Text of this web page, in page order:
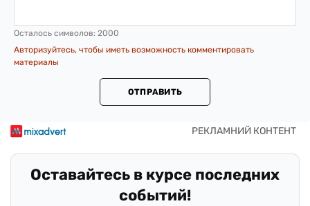
Осталось символов: 2000
Авторизуйтесь, чтобы иметь возможность комментировать
материалы
ОТПРАВИТЬ
Оставайтесь в курсе последних
событий!